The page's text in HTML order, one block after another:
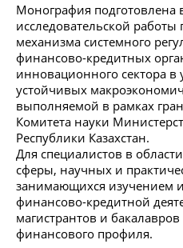
Монография подготовлена
исследовательской работы
механизма системного
финансово-кредитных
инновационного сектора в
устойчивых
выполняемой в рамках
Комитета науки
Республики Казахстан.
Для специалистов в
сферы, научных и
занимающихся изучением
финансово-кредитной
магистрантов и
финансового профиля.